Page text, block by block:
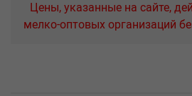
Цены, указанные на сайте,
мелко-оптовых организаций